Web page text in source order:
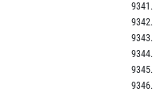
9341 .
9342.
9343.
9344.
9345.
9346.